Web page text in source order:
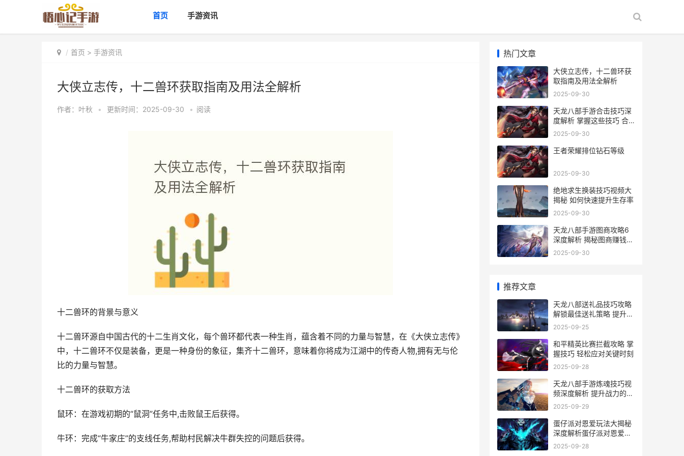
首页 手游资讯
首页 > 手游资讯
大侠立志传，十二兽环获取指南及用法全解析
作者： 叶秋 • 更新时间：2025-09-30 • 阅读
十二兽环的背景与意义
十二兽环源自中国古代的十二生肖文化，每个兽环都代表一种生肖，蕴含着不同的力量与智慧，在《大侠立志传》
中，十二兽环不仅是装备，更是一种身份的象征，集齐十二兽环，意味着你将成为江湖中的传奇人物,拥有无与伦
比的力量与智慧。
十二兽环的获取方法
鼠环：在游戏初期的“鼠洞”任务中,击败鼠王后获得。
牛环：完成“牛家庄”的支线任务,帮助村民解决牛群失控的问题后获得。
热门文章
大侠立志传，十二兽环获
取指南及用法全解析
2025-09-30
天龙八部手游合击技巧深
度解析 掌握这些技巧 合
击战无不胜
2025-09-30
王者荣耀排位钻石等级
2025-09-30
绝地求生换装技巧视频大
揭秘 如何快速提升生存率
2025-09-30
天龙八部手游图商攻略6
深度解析 揭秘图商赚钱之
道
2025-09-30
推荐文章
天龙八部送礼品技巧攻略
解锁最佳送礼策略 提升游
戏体验
2025-09-25
和平精英比赛拦截攻略 掌
握技巧 轻松应对关键时刻
2025-09-28
天龙八部手游炼魂技巧视
频深度解析 提升战力的必
备攻略
2025-09-29
蛋仔派对恩爱玩法大揭秘
深度解析蛋仔派对恩爱玩
法介绍及技巧
2025-09-28